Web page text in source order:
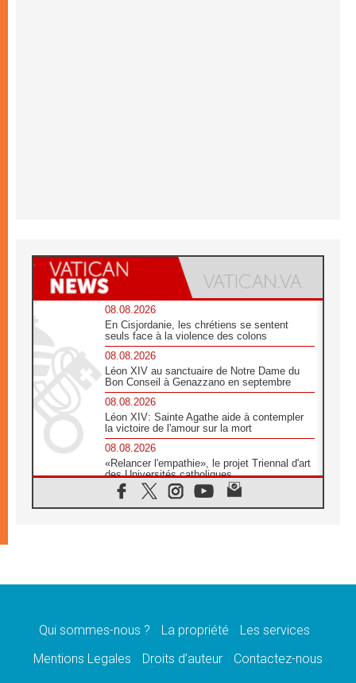
08.08.2026
En Cisjordanie, les chrétiens se sentent
seuls face à la violence des colons
08.08.2026
Léon XIV au sanctuaire de Notre Dame du
Bon Conseil à Genazzano en septembre
08.08.2026
Léon XIV: Sainte Agathe aide à contempler
la victoire de l'amour sur la mort
08.08.2026
«Relancer l'empathie», le projet Triennal d'art
des Universités catholiques
08.08.2026
Signis 2026, donner la parole aux religieuses
07.08.2026
07.08.2026
de l'Assomption et mémoire nationale
Qui sommes-nous ? La propriété
Les services
Mentions Legales
Droits d’auteur Contactez-nous